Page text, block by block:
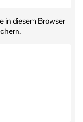
in diesem Browser